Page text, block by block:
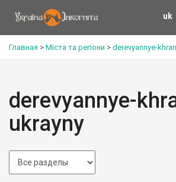
uk
Главная > Міста та регіони > derevyannye-
derevyannye-
ukrayny